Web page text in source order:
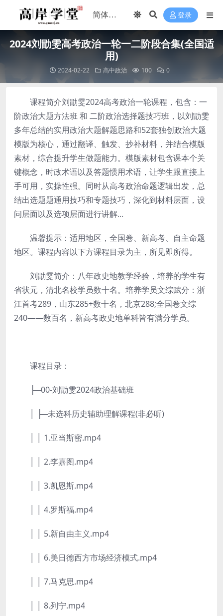
登录
2024刘勖雯高考政治一轮一二阶段合集(全国适
用)
2024-02-22 高中政治 100 0
课程简介刘勖雯2024高考政治一轮课程，包含：一
阶政治大题方法班 和 二阶政治选择题技巧班，以刘勖雯
多年总结的实用政治大题解题思路和52套独创政治大题
模版为核心，通过翻译、触发、抄补材料，并结合模版
素材，综合提升学生做题能力。模版素材包含课本个关
键概念，时政术语以及答题惯用术语，让学生跟直接上
手可用，实操性强。同时从高考政治命题逻辑出发，总
结出选题题通用技巧和专题技巧，深化到材料层面，设
问层面以及选项层面进行讲解...
温馨提示：适用地区，全国卷、新高考、自主命题
地区。课程内容以下方课程目录为主，所见即所得。
刘勖雯简介：八年政史地教学经验，培养的学生有
省状元，清北名校学员数十名。培养学员文综赋分：浙
江首考289，山东285+数十名，北京288;全国卷文综
240——数百名，新高考政史地单科皆有满分学员。
课程目录：
├─00-刘勖雯2024政治基础班
│ ├─未选科历史辅助理解课程(非必听)
│ │ 1.亚当斯密.mp4
│ │ 2.李嘉图.mp4
│ │ 3.凯恩斯.mp4
│ │ 4.罗斯福.mp4
│ │ 5.新自由主义.mp4
│ │ 6.美日德西方市场经济模式.mp4
│ │ 7.马克思.mp4
│ │ 8.列宁.mp4